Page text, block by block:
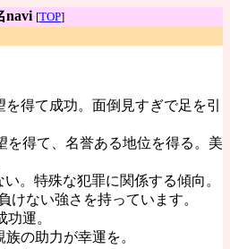
navi [TOP]
得て成功。面倒見すぎで足を引
得て、名誉ある地位を得る。美
。特殊な犯罪に関係する傾向。
けない強さを持っています。
運。
の助力が幸運を。